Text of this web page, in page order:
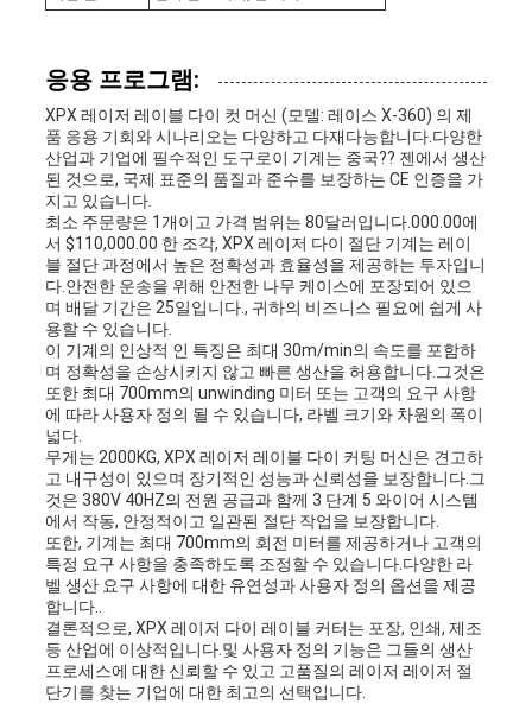
응용 프로그램:
XPX 레이저 레이블 다이 컷 머신 (모델: 레이스 X-360) 의 제
품 응용 기회와 시나리오는 다양하고 다재다능합니다.다양한
산업과 기업에 필수적인 도구로이 기계는 중국?? 젠에서 생산
된 것으로, 국제 표준의 품질과 준수를 보장하는 CE 인증을 가
지고 있습니다.
최소 주문량은 1개이고 가격 범위는 80달러입니다.000.00에
서 $110,000.00 한 조각, XPX 레이저 다이 절단 기계는 레이
블 절단 과정에서 높은 정확성과 효율성을 제공하는 투자입니
다.안전한 운송을 위해 안전한 나무 케이스에 포장되어 있으
며 배달 기간은 25일입니다., 귀하의 비즈니스 필요에 쉽게 사
용할 수 있습니다.
이 기계의 인상적 인 특징은 최대 30m/min의 속도를 포함하
며 정확성을 손상시키지 않고 빠른 생산을 허용합니다.그것은
또한 최대 700mm의 unwinding 미터 또는 고객의 요구 사항
에 따라 사용자 정의 될 수 있습니다, 라벨 크기와 차원의 폭이
넓다.
무게는 2000KG, XPX 레이저 레이블 다이 커팅 머신은 견고하
고 내구성이 있으며 장기적인 성능과 신뢰성을 보장합니다.그
것은 380V 40HZ의 전원 공급과 함께 3 단계 5 와이어 시스템
에서 작동, 안정적이고 일관된 절단 작업을 보장합니다.
또한, 기계는 최대 700mm의 회전 미터를 제공하거나 고객의
특정 요구 사항을 충족하도록 조정할 수 있습니다.다양한 라
벨 생산 요구 사항에 대한 유연성과 사용자 정의 옵션을 제공
합니다..
결론적으로, XPX 레이저 다이 레이블 커터는 포장, 인쇄, 제조
등 산업에 이상적입니다.및 사용자 정의 기능은 그들의 생산
프로세스에 대한 신뢰할 수 있고 고품질의 레이저 레이저 절
단기를 찾는 기업에 대한 최고의 선택입니다.